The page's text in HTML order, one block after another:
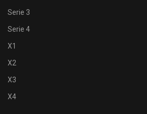
Serie 3
Serie 4
X1
X2
X3
X4